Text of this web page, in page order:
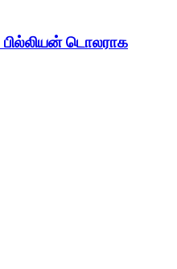
பில்லியன் டொலராக